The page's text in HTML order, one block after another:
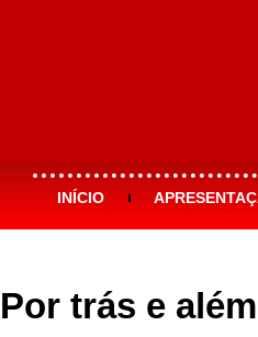
INÍCIO
Por trás e